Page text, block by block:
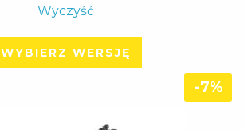
Wyczyść
WYBIERZ WERSJĘ
-7%